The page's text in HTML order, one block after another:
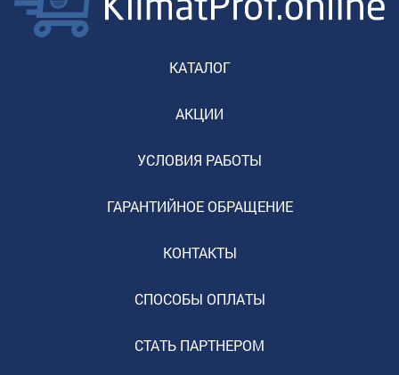
КАТАЛОГ
АКЦИИ
УСЛОВИЯ РАБОТЫ
ГАРАНТИЙНОЕ ОБРАЩЕНИЕ
КОНТАКТЫ
СПОСОБЫ ОПЛАТЫ
СТАТЬ ПАРТНЕРОМ